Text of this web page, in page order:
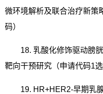
微环境解析及联合治疗新策
码）
18. 乳酸化修饰驱动膀
靶向干预研究（申请代码1
19. HR+HER2-早期乳